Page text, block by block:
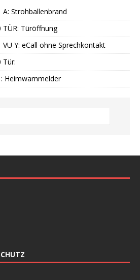
A: Strohballenbrand
TÜR: Türöffnung
Y: eCall ohne Sprechkontakt
Tür:
Heimwarnmelder